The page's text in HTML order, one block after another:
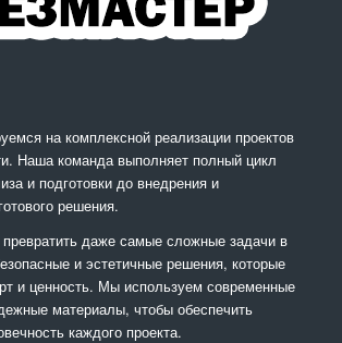
на комплексной реализации проектов
Наша команда выполняет полный цикл
и подготовки до внедрения и
решения.
даже самые сложные задачи в
и эстетичные решения, которые
и ценность. Мы используем современные
материалы, чтобы обеспечить
каждого проекта.